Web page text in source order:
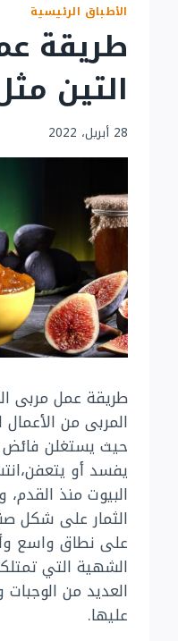
الأطباق الرئيسية
طريقة
التين
28 أبريل، 2022
طريقة عمل مربى
المربى من الأعمال
حيث يستغلن فائض
يفسد أو
البيوت منذ
الثمار على شكل
على نطاق واسع
الشهية التي
العديد من الوجبات
عليها.